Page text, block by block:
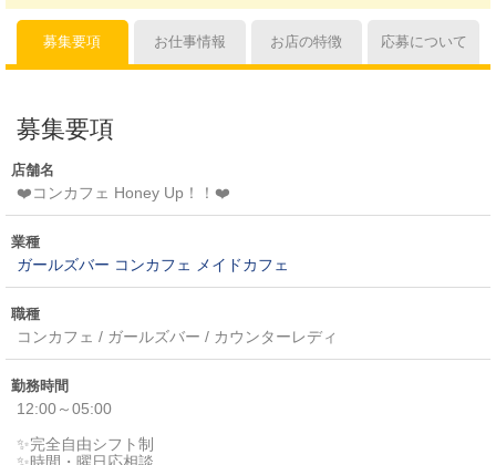
募集要項 お仕事情報 お店の特徴 応募について
募集要項
店舗名
❤️コンカフェ Honey Up！！❤️
業種
ガールズバー コンカフェ メイドカフェ
職種
コンカフェ / ガールズバー / カウンターレディ
勤務時間
12:00～05:00
✨完全自由シフト制